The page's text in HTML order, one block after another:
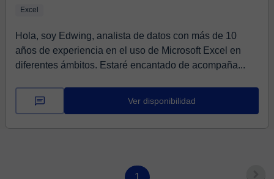
Excel
Hola, soy Edwing, analista de datos con más de 10
años de experiencia en el uso de Microsoft Excel en
diferentes ámbitos. Estaré encantado de acompaña...
Ver disponibilidad
1